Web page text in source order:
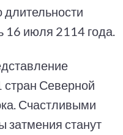
16 июля 2114 года.
стран Северной
Счастливыми
затмения станут